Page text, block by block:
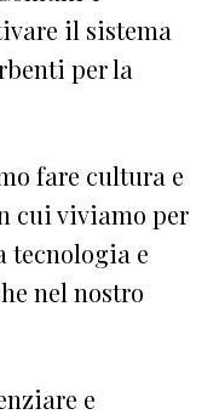
il sistema
per la
fare cultura e
cui viviamo per
tecnologia e
nel nostro
e